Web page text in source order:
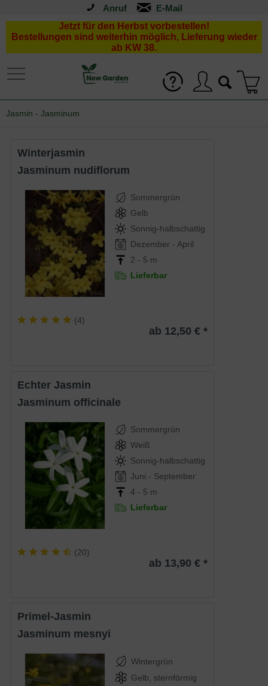
Anruf
Jetzt für den Herbst vorbestellen!
Bestellungen sind weiterhin möglich, Lieferung wieder
ab KW 38.
Jasmin - Jasminum
Winterjasmin
Jasminum nudiflorum
Sommergrün
Gelb
Sonnig-halbschattig
Dezember - April
2 - 5 m
Lieferbar
(4)
ab 12,50 € *
Echter Jasmin
Jasminum officinale
Sommergrün
Weiß
Sonnig-halbschattig
Juni - September
4 - 5 m
Lieferbar
(20)
ab 13,90 € *
Primel-Jasmin
Jasminum mesnyi
Wintergrün
Gelb, sternförmig